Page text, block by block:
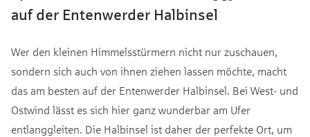
auf der Entenwerder Halbinsel
Wer den kleinen Himmelsstürmern nicht nur zuschauen,
sondern sich auch von ihnen ziehen lassen möchte, macht
das am besten auf der Entenwerder Halbinsel. Bei West- und
Ostwind lässt es sich hier ganz wunderbar am Ufer
entlanggleiten. Die Halbinsel ist daher der perfekte Ort, um